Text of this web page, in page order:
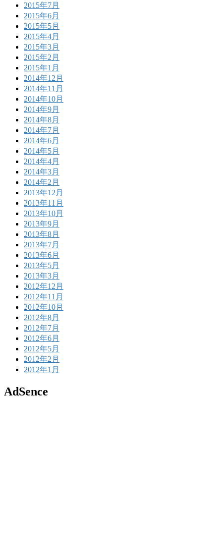
2015年7月
2015年6月
2015年5月
2015年4月
2015年3月
2015年2月
2015年1月
2014年12月
2014年11月
2014年10月
2014年9月
2014年8月
2014年7月
2014年6月
2014年5月
2014年4月
2014年3月
2014年2月
2013年12月
2013年11月
2013年10月
2013年9月
2013年8月
2013年7月
2013年6月
2013年5月
2013年3月
2012年12月
2012年11月
2012年10月
2012年8月
2012年7月
2012年6月
2012年5月
2012年2月
2012年1月
AdSence